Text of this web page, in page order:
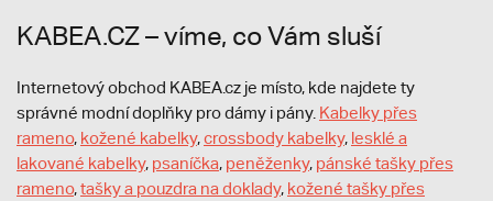
KABEA.CZ – víme, co Vám sluší
Internetový obchod KABEA.cz je místo, kde najdete ty
správné modní doplňky pro dámy i pány. Kabelky přes
rameno, kožené kabelky,crossbody kabelky, lesklé a
lakované kabelky, psaníčka, peněženky, pánské tašky přes
rameno,tašky a pouzdra na doklady, kožené tašky přes